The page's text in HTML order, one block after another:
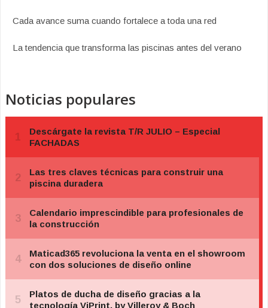
Cada avance suma cuando fortalece a toda una red
La tendencia que transforma las piscinas antes del verano
Noticias populares